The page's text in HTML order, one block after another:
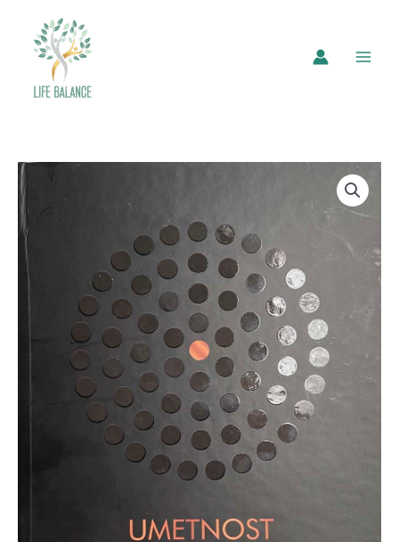
Knjiga
Umetnost
kontemplacije
Ričard
Rad
količina